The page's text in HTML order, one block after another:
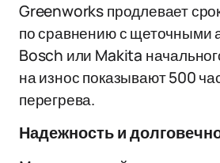
Greenworks продлевает
по сравнению с щеточными
Bosch или Makita
на износ показывают 500
перегрева.
Надежность и